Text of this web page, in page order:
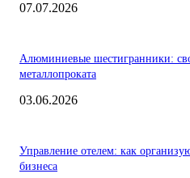
07.07.2026
Алюминиевые шестигранники:
металлопроката
03.06.2026
Управление отелем: как
бизнеса